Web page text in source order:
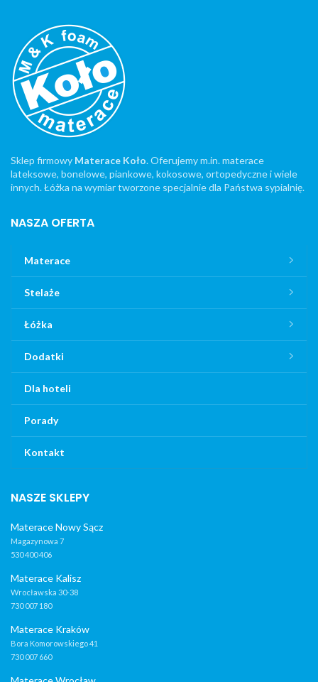
Sklep firmowy Materace Koło. Oferujemy m.in. materace
lateksowe, bonelowe, piankowe, kokosowe, ortopedyczne i wiele
innych. Łóżka na wymiar tworzone specjalnie dla Państwa sypialnię.
NASZA OFERTA
Materace
Stelaże
Łóżka
Dodatki
Dla hoteli
Porady
Kontakt
NASZE SKLEPY
Materace Nowy Sącz
Magazynowa 7
530 400 406
Materace Kalisz
Wrocławska 30-38
730 007 180
Materace Kraków
Bora Komorowskiego 41
730 007 660